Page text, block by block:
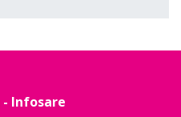
- Infosare